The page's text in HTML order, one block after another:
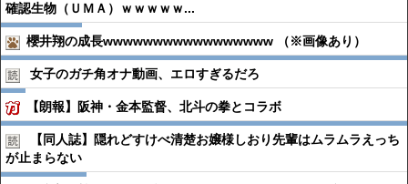
確認生物（ＵＭＡ）ｗｗｗｗｗ...
櫻井翔の成長wwwwwwwwwwwwwwwww （※画像あり）
女子のガチ角オナ動画、エロすぎるだろ
【朗報】阪神・金本監督、北斗の拳とコラボ
【同人誌】隠れどすけべ清楚お嬢様しおり先輩はムラムラえっち
が止まらない